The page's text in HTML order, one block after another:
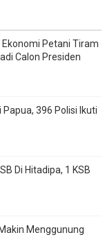
Petani Tiram
Calon Presiden
396 Polisi Ikuti
Di Hitadipa, 1 KSB
Menggunung